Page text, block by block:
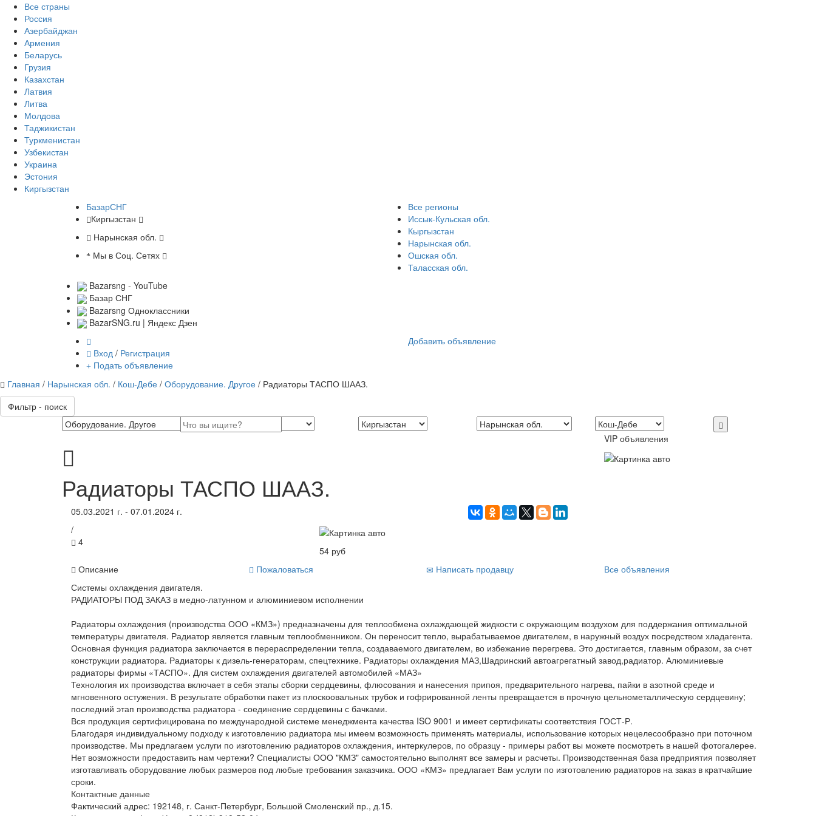
Все страны
Россия
Азербайджан
Армения
Беларусь
Грузия
Казахстан
Латвия
Литва
Молдова
Таджикистан
Туркменистан
Узбекистан
Украина
Эстония
Киргызстан
БазарСНГ
Киргызстан
Нарынская обл.
Мы в Соц. Сетях
Все регионы
Иссык-Кульская обл.
Кыргызстан
Нарынская обл.
Ошская обл.
Таласская обл.
Bazarsng - YouTube
Базар СНГ
Bazarsng Одноклассники
BazarSNG.ru | Яндекс Дзен
Вход / Регистрация
Подать объявление
Добавить объявление
Главная / Нарынская обл. / Кош-Дебе / Оборудование. Другое / Радиаторы ТАСПО ШААЗ.
Фильтр - поиск
Радиаторы ТАСПО ШААЗ.
05.03.2021 г. - 07.01.2024 г.
/
4
54 руб
Описание
Пожаловаться Написать продавцу
Все объявления
Системы охлаждения двигателя.
РАДИАТОРЫ ПОД ЗАКАЗ в медно-латунном и алюминиевом исполнении
Радиаторы охлаждения (производства ООО «КМЗ») предназначены для теплообмена охлаждающей жидкости с окружающим воздухом для поддержания оптимальной
температуры двигателя. Радиатор является главным теплообменником. Он переносит тепло, вырабатываемое двигателем, в наружный воздух посредством хладагента.
Основная функция радиатора заключается в перераспределении тепла, создаваемого двигателем, во избежание перегрева. Это достигается, главным образом, за счет
конструкции радиатора. Радиаторы к дизель-генераторам, спецтехнике. Радиаторы охлаждения МАЗ,Шадринский автоагрегатный завод,радиатор. Алюминиевые
радиаторы фирмы «ТАСПО». Для систем охлаждения двигателей автомобилей «МАЗ»
Технология их производства включает в себя этапы сборки сердцевины, флюсования и нанесения припоя, предварительного нагрева, пайки в азотной среде и
мгновенного остужения. В результате обработки пакет из плоскоовальных трубок и гофрированной ленты превращается в прочную цельнометаллическую сердцевину;
последний этап производства радиатора - соединение сердцевины с бачками.
Вся продукция сертифицирована по международной системе менеджмента качества ISO 9001 и имеет сертификаты соответствия ГОСТ-Р.
Благодаря индивидуальному подходу к изготовлению радиатора мы имеем возможность применять материалы, использование которых нецелесообразно при поточном
производстве. Мы предлагаем услуги по изготовлению радиаторов охлаждения, интеркулеров, по образцу - примеры работ вы можете посмотреть в нашей фотогалерее.
Нет возможности предоставить нам чертежи? Специалисты ООО "КМЗ" самостоятельно выполнят все замеры и расчеты. Производственная база предприятия позволяет
изготавливать оборудование любых размеров под любые требования заказчика. ООО «КМЗ» предлагает Вам услуги по изготовлению радиаторов на заказ в кратчайшие
сроки.
Контактные данные
Фактический адрес: 192148, г. Санкт-Петербург, Большой Смоленский пр., д.15.
VIP объявления